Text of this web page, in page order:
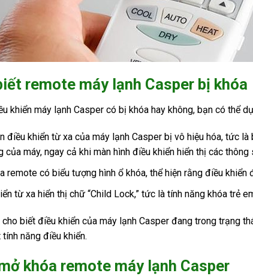
remote máy lạnh Casper bị khóa
khiển máy lạnh Casper có bị khóa hay không, bạn có thể
điều khiển từ xa của máy lạnh Casper bị vô hiệu hóa, tức
của máy, ngay cả khi màn hình điều khiển hiển thị các thông
remote có biểu tượng hình ổ khóa, thể hiện rằng điều khiển
từ xa hiển thị chữ “Child Lock,” tức là tính năng khóa trẻ
cho biết điều khiển của máy lạnh Casper đang trong trạng
năng điều khiển.
khóa remote máy lạnh Casper